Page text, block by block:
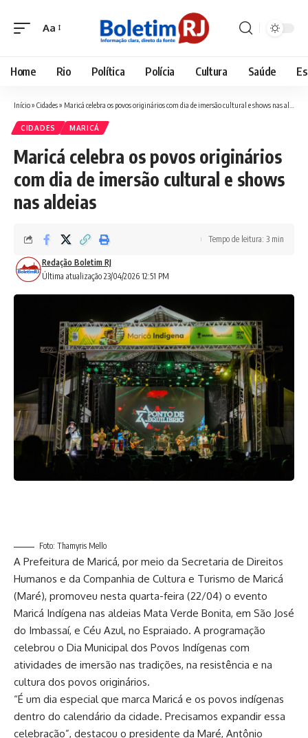
Font
Aa
Home Rio Política Polícia Cultura Saúde
Início» Cidades» Maricá celebra os povos originários com dia de imersão cultural e shows nas aldeias
CIDADES MARICÁ
Maricá celebra os povos originários
com dia de imersão cultural e shows
nas aldeias
Última atualização 23/04/2026 12:51 PM
Redação Boletim RJ
Tempo de leitura: 3 min
Foto: Thamyris Mello
A Prefeitura de Maricá, por meio da Secretaria de Direitos
Humanos e da Companhia de Cultura e Turismo de Maricá
(Maré), promoveu nesta quarta-feira (22/04) o evento
Maricá Indígena nas aldeias Mata Verde Bonita, em São José
do Imbassaí, e Céu Azul, no Espraiado. A programação
celebrou o Dia Municipal dos Povos Indígenas com
atividades de imersão nas tradições, na resistência e na
cultura dos povos originários.
“É um dia especial que marca Maricá e os povos indígenas
dentro do calendário da cidade. Precisamos expandir essa
celebração”, destacou o presidente da Maré, Antônio